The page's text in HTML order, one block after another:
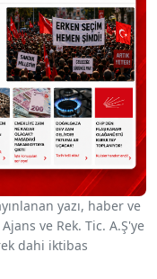
yazı, haber ve
ve Rek. Tic. A.Ş'ye
dahi iktibas